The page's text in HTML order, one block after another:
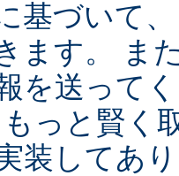
基づいて
ます。 ま
を送って
っと賢く
装してあ